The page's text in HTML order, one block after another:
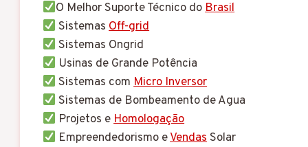
O Melhor Suporte Técnico doBrasil
SistemasOff-grid
Sistemas Ongrid
Usinas de Grande Potência
Sistemas comMicro Inversor
Sistemas de Bombeamento de Agua
Projetos eHomologação
Empreendedorismo eVendasSolar